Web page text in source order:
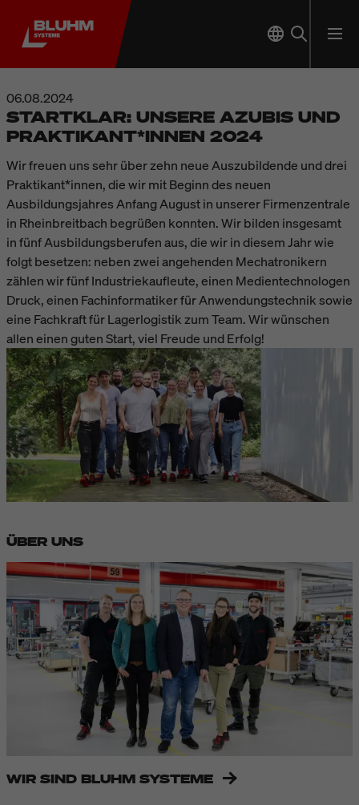
06.08.2024
STARTKLAR: UNSERE AZUBIS UND
PRAKTIKANT*INNEN 2024
Wir freuen uns sehr über zehn neue Auszubildende und drei
Praktikant*innen, die wir mit Beginn des neuen
Ausbildungsjahres Anfang August in unserer Firmenzentrale
in Rheinbreitbach begrüßen konnten.Wir bilden insgesamt
in fünf Ausbildungsberufen aus, die wir in diesem Jahr wie
folgt besetzen: neben zwei angehenden Mechatronikern
zählen wir fünf Industriekaufleute, einen Medientechnologen
Druck, einen Fachinformatiker für Anwendungstechnik sowie
eine Fachkraft für Lagerlogistik zum Team. Wir wünschen
allen einen guten Start, viel Freude und Erfolg!
ÜBER UNS
WIR SIND BLUHM SYSTEME